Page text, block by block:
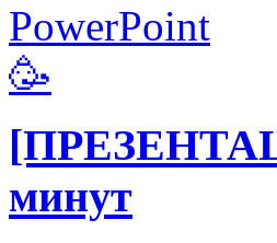
PowerPoint
🥳
минут